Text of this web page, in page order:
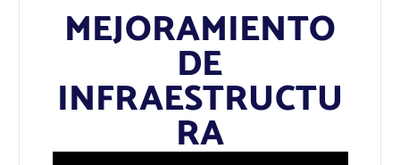
MEJORAMIENTO
DE
INFRAESTRUCTU
RA